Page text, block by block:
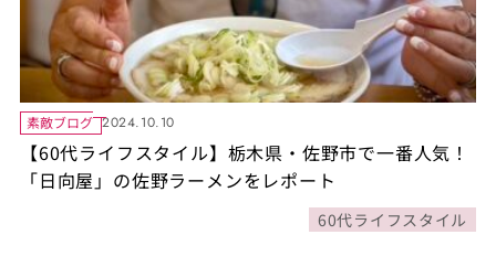
素敵ブログ 2024.10.10
【60代ライフスタイル】栃木県・佐野市で一番人気！
「日向屋」の佐野ラーメンをレポート
60代ライフスタイル